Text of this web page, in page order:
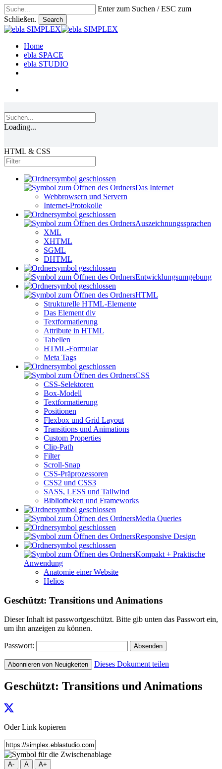
Skip
to
main
content
Enter zum Suchen / ESC zum
Schließen.
Search
Close
search
Menu
Home
ebla SPACE
ebla STUDIO
Loading...
HTML & CSS
Das Internet
Webbrowsern und Servern
Internet-Protokolle
Auszeichnungssprachen
XML
XHTML
SGML
DHTML
Entwicklungsumgebung
HTML
Strukturelle HTML-Elemente
Das Element div
Textformatierung
Attribute in HTML
Tabellen
HTML-Formular
Meta Tags
CSS
CSS-Selektoren
Box-Modell
Textformatierung
Positionen
Flexbox und Grid Layout
Transitions und Animations
Custom Properties
Clip-Path
Filter
Scroll-Snap
CSS-Präprozessoren
CSS2 und CSS3
SASS, LESS und Tailwind
Bibliotheken und Frameworks
Media Queries
Responsive Design
Kompakt + Praktische
Anwendung
Anatomie einer Website
Helios
Geschützt: Transitions und Animations
Dieser Inhalt ist passwortgeschützt. Bitte gib unten das Passwort ein,
um ihn anzeigen zu können.
Passwort:
Abonnieren von Neuigkeiten Dieses Dokument teilen
Geschützt: Transitions und Animations
Oder Link kopieren
A- A A+